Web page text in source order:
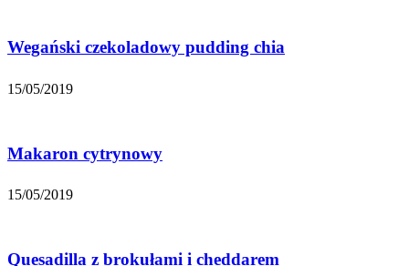
Wegański czekoladowy pudding chia
15/05/2019
Makaron cytrynowy
15/05/2019
Quesadilla z brokułami i cheddarem